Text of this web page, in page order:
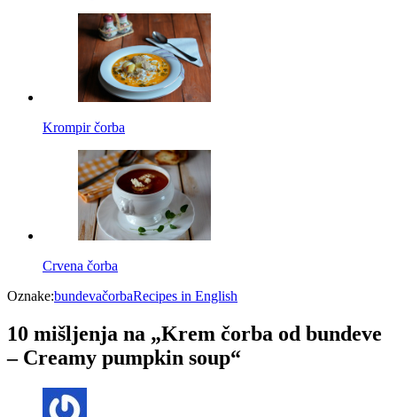
Krompir čorba
Crvena čorba
Oznake:bundevačorbaRecipes in English
10 mišljenja na „Krem čorba od bundeve
– Creamy pumpkin soup“